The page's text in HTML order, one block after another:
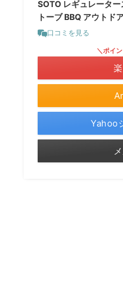
SOTO レギュレータ
トーブ BBQ アウトド
口コミを見る
＼ポイ
Yahoo